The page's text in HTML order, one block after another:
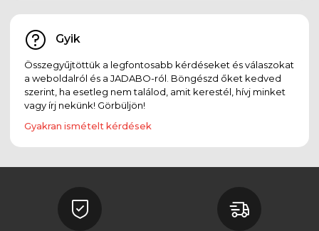
Gyik
Összegyűjtöttük a legfontosabb kérdéseket és válaszokat
a weboldalról és a JADABO-ról. Böngészd őket kedved
szerint, ha esetleg nem találod, amit kerestél, hívj minket
vagy írj nekünk! Görbüljön!
Gyakran ismételt kérdések